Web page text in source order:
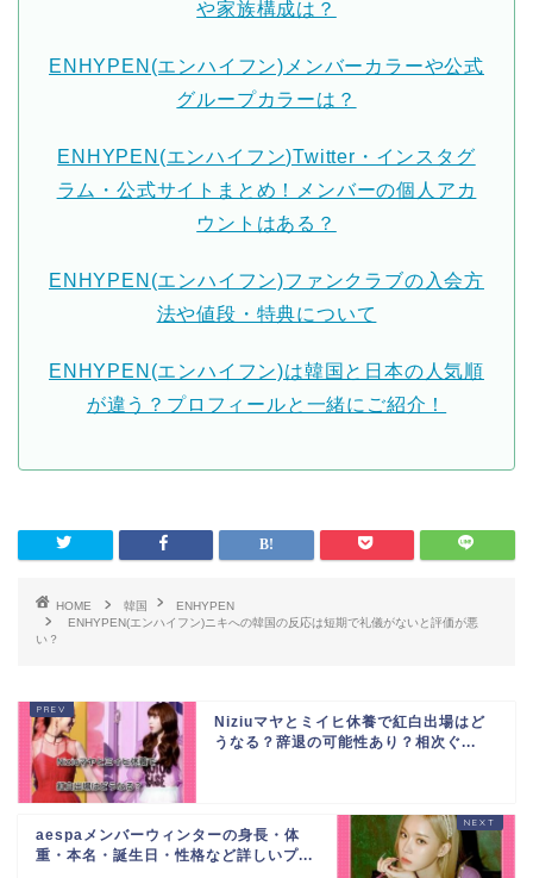
や家族構成は？
ENHYPEN(エンハイフン)メンバーカラーや公式
グループカラーは？
ENHYPEN(エンハイフン)Twitter・インスタグ
ラム・公式サイトまとめ！メンバーの個人アカ
ウントはある？
ENHYPEN(エンハイフン)ファンクラブの入会方
法や値段・特典について
ENHYPEN(エンハイフン)は韓国と日本の人気順
が違う？プロフィールと一緒にご紹介！
HOME 韓国
ENHYPEN
ENHYPEN(エンハイフン)ニキへの韓国の反応は短期で礼儀がないと評価が悪
い？
Niziuマヤとミイヒ休養で紅白出場はど
うなる？辞退の可能性あり？相次ぐ...
aespaメンバーウィンターの身長・体
重・本名・誕生日・性格など詳しいプ...